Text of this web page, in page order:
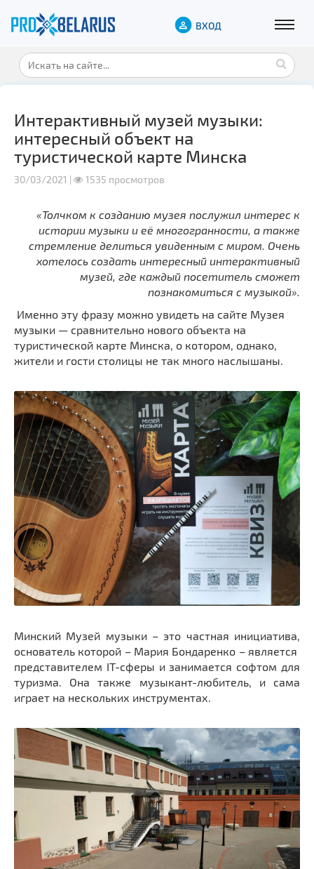
ВХОД
Интерактивный музей музыки:
интересный объект на
туристической карте Минска
30/03/2021 | 1535 просмотров
«Толчком к созданию музея послужил интерес к
истории музыки и её многогранности, а также
стремление делиться увиденным с миром. Очень
хотелось создать интересный интерактивный
музей, где каждый посетитель сможет
познакомиться с музыкой».
Именно эту фразу можно увидеть на сайте Музея
музыки — сравнительно нового объекта на
туристической карте Минска, о котором, однако,
жители и гости столицы не так много наслышаны.
Минский Музей музыки – это частная инициатива,
основатель которой – Мария Бондаренко – является
представителем IT-сферы и занимается софтом для
туризма. Она также музыкант-любитель, и сама
играет на нескольких инструментах.